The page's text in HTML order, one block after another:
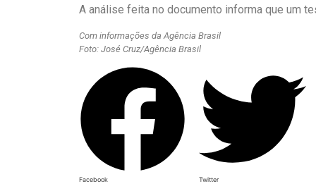
A análise feita no documento informa que um
Com informações da Agência Brasil
Foto: José Cruz/Agência Brasil
Facebook Twitter